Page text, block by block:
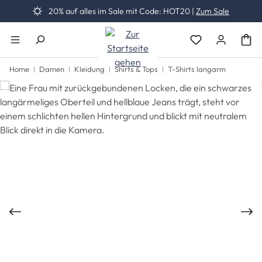
Zum Hauptinhalt springen
20% auf alles im Sale mit Code: HOT20 | Zum Sale
Du hast 0
Home Damen Kleidung Shirts & Tops T-Shirts langarm
Bildergalerie überspringen